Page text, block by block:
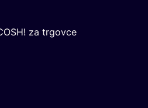
za trgovce